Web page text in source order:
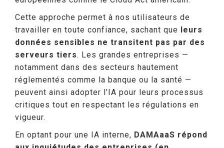
Cette approche permet à nos utilisateurs de
travailler en toute confiance, sachant que leurs
données sensibles ne transitent pas par des
serveurs tiers. Les grandes entreprises —
notamment dans des secteurs hautement
réglementés comme la banque ou la santé —
peuvent ainsi adopter l’IA pour leurs processus
critiques tout en respectant les régulations en
vigueur.
En optant pour une IA interne, DAMAaaS répond